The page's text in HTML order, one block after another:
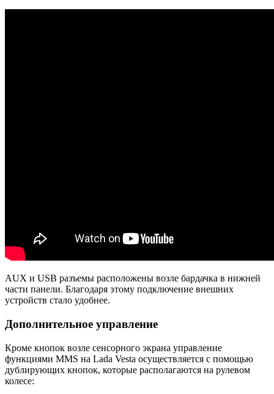
AUX и USB разъемы расположены возле бардачка в нижней
части панели. Благодаря этому подключение внешних
устройств стало удобнее.
Дополнительное управление
Кроме кнопок возле сенсорного экрана управление
функциями MMS на Lada Vesta осуществляется с помощью
дублирующих кнопок, которые располагаются на рулевом
колесе: